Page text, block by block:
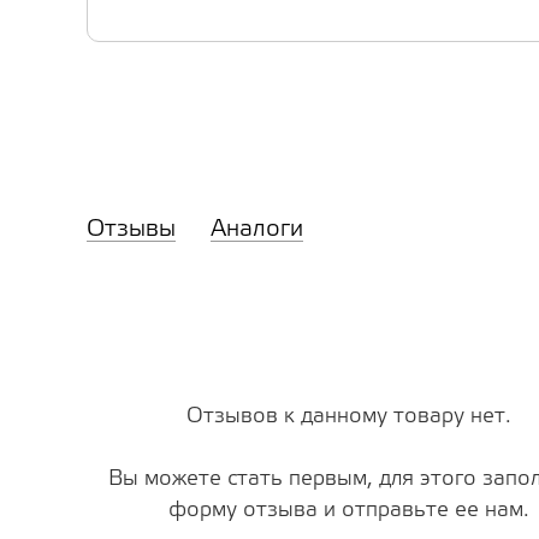
Отзывы Аналоги
Отзывов к данному товару нет.
Вы можете стать первым, для этого
форму отзыва и отправьте ее нам.